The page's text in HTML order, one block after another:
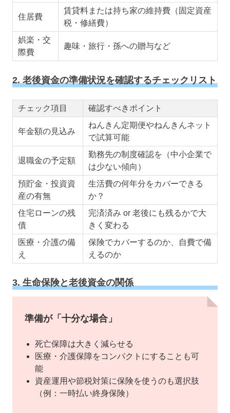
住居費
賃貸料または持ち家の維持費（固定資産
税・修繕費）
娯楽・交
際費
趣味・旅行・孫への贈与など
2. 老後資金の準備状況を確認するチェックリスト
チェック項目 確認すべきポイント
年金額の見込み
ねんきん定期便やねんきんネット
で試算可能
退職金の予定額
勤務先の制度確認を（中小企業で
は少ない傾向）
預貯金・投資資
産の有無
生活費の何年分をカバーできる
か？
住宅ローンの残
債
完済済み or 老後にも残るかで大
きく変わる
医療・介護の備
え
保険でカバーするのか、自費で備
えるのか
3. 生命保険と老後資金の関係
準備が「十分な場合」
死亡保障は大きく減らせる
医療・介護保障をコンパクトにすることも可
能
資産運用や節税対策に保険を使うのも選択肢
（例：一時払い終身保険）